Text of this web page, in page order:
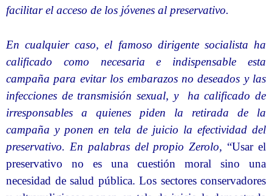
facilitar el acceso de los jóvenes al preservativo.
En cualquier caso, el famoso dirigente socialista ha
calificado como necesaria e indispensable esta
campaña para evitar los embarazos no deseados y las
infecciones de transmisión sexual, y
ha calificado de
irresponsables a quienes piden la retirada de la
campaña y ponen en tela de juicio la efectividad del
preservativo. En palabras del propio Zerolo, “Usar el
preservativo no es una cuestión moral sino una
necesidad de salud pública. Los sectores conservadores